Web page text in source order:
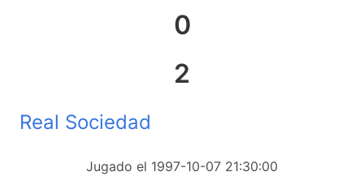
0
2
Real Sociedad
Jugado el 1997-10-07 21:30:00